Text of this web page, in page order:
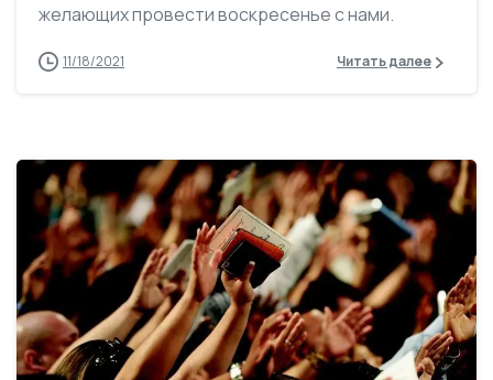
желающих провести воскресенье с нами.
11/18/2021 Читать далее
0